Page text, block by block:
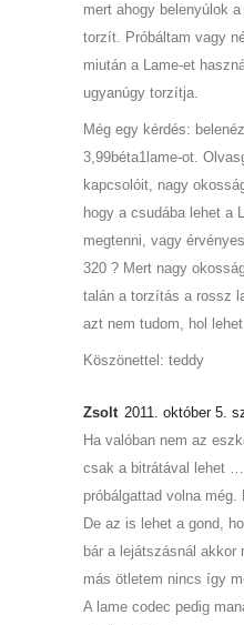
mert ahogy belenyúlok
torzít. Próbáltam vagy
miután a Lame-et
ugyanúgy torzítja.
Még egy kérdés:
3,99béta1lame-ot.
kapcsolóit, nagy
hogy a csudába lehet a
megtenni, vagy
320 ? Mert nagy
talán a torzítás a rossz
azt nem tudom, hol
Köszönettel: teddy
Zsolt 2011. október 5.
Ha valóban nem az
csak a bitrátával lehet
próbálgattad volna még.
De az is lehet a gond,
bár a lejátszásnál
más ötletem nincs így
A lame codec pedig